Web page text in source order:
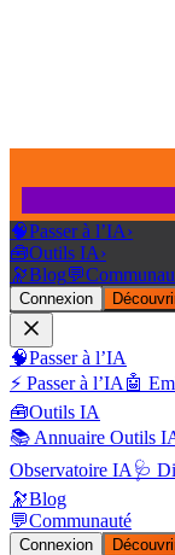
🧠Passer à l’IA›
🧰Outils IA›
🔭Blog💬
Connexion
🧠Passer à l’IA
⚡ Passer à l’IA 🤖
🧰Outils IA
📚 Annuaire Outils
Observatoire IA 🩺
🔭Blog
💬Communauté
Connexion